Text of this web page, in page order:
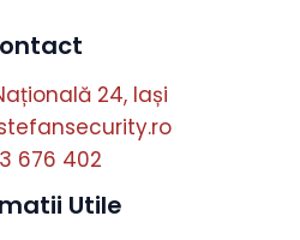
24, Iași
676 402
Utile